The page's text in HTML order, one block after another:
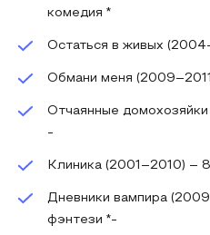
комедия *
Остаться в живых
Обмани меня
Отчаянные
-
Клиника (2001–2010) –
Дневники вампира
фэнтези *-